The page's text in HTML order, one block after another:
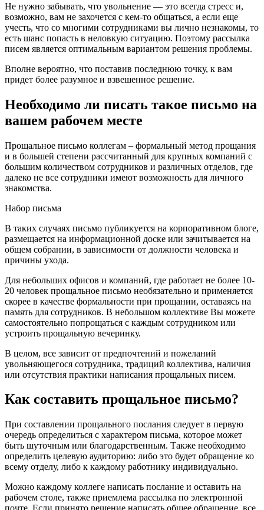
Не нужно забывать, что увольнение — это всегда стресс и,
возможно, вам не захочется с кем-то общаться, а если еще
учесть, что со многими сотрудниками вы лично незнакомы, то
есть шанс попасть в неловкую ситуацию. Поэтому рассылка
писем является оптимальным вариантом решения проблемы.
Вполне вероятно, что поставив последнюю точку, к вам
придет более разумное и взвешенное решение.
Необходимо ли писать такое письмо на
вашем рабочем месте
Прощальное письмо коллегам – формальный метод прощания
и в большей степени рассчитанный для крупных компаний с
большим количеством сотрудников и различных отделов, где
далеко не все сотрудники имеют возможность для личного
знакомства.
Набор письма
В таких случаях письмо публикуется на корпоративном блоге,
размещается на информационной доске или зачитывается на
общем собрании, в зависимости от должности человека и
причины ухода.
Для небольших офисов и компаний, где работает не более 10-
20 человек прощальное письмо необязательно и применяется
скорее в качестве формальности при прощании, оставаясь на
память для сотрудников. В небольшом коллективе Вы можете
самостоятельно попрощаться с каждым сотрудником или
устроить прощальную вечеринку.
В целом, все зависит от предпочтений и пожеланий
увольняющегося сотрудника, традиций коллектива, наличия
или отсутствия практики написания прощальных писем.
Как составить прощальное письмо?
При составлении прощального послания следует в первую
очередь определиться с характером письма, которое может
быть шуточным или благодарственным. Также необходимо
определить целевую аудиторию: либо это будет обращение ко
всему отделу, либо к каждому работнику индивидуально.
Можно каждому коллеге написать послание и оставить на
рабочем столе, также приемлема рассылка по электронной